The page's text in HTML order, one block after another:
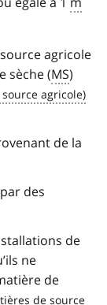
agricole
sèche (MS)
de la
des
de
ne
de